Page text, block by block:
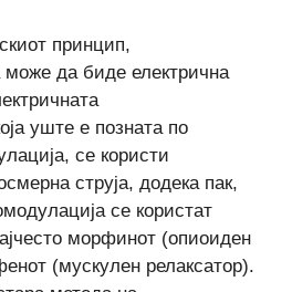
принцип,
може да биде електрична
уште е позната по
се користи
струја, додека пак,
се користат
морфинот (опиоиден
(мускулен релаксатор).